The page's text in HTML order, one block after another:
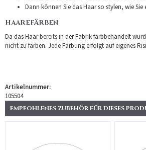
Dann können Sie das Haar so stylen, wie Sie
HAAREFÄRBEN
Da das Haar bereits in der Fabrik farbbehandelt
nicht zu färben. Jede Färbung erfolgt auf eigenes
Artikelnummer:
105504
EMPFOHLENES ZUBEHÖR FÜR DIESES